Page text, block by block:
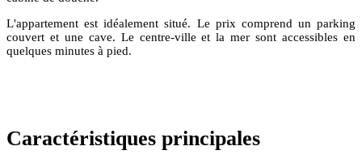
L'appartement est idéalement situé. Le prix comprend un parking
couvert et une cave. Le centre-ville et la mer sont accessibles en
quelques minutes à pied.
Caractéristiques principales